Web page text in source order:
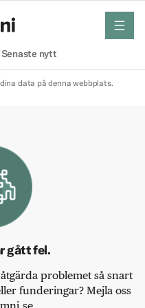
Senaste nytt
meny
data på denna webbplats.
gått fel.
problemet så snart
funderingar? Mejla oss